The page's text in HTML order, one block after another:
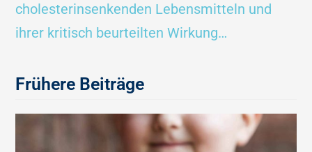
cholesterinsenkenden Lebensmitteln und
ihrer kritisch beurteilten Wirkung…
Frühere Beiträge